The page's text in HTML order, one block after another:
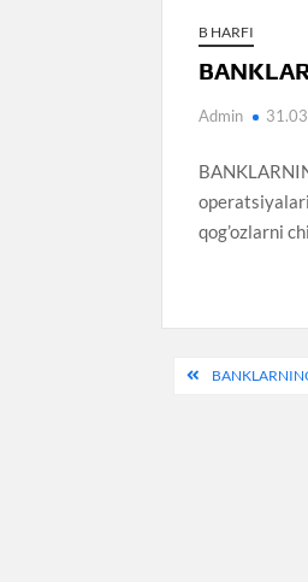
B HARFI
Admin
qog’ozlarni
Post